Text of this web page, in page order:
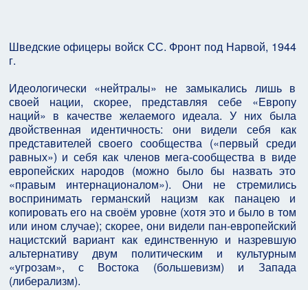
Шведские офицеры войск СС. Фронт под Нарвой, 1944
г.
Идеологически «нейтралы» не замыкались лишь в
своей нации, скорее, представляя себе «Европу
наций» в качестве желаемого идеала. У них была
двойственная идентичность: они видели себя как
представителей своего сообщества («первый среди
равных») и себя как членов мега-сообщества в виде
европейских народов (можно было бы назвать это
«правым интернационалом»). Они не стремились
воспринимать германский нацизм как панацею и
копировать его на своём уровне (хотя это и было в том
или ином случае); скорее, они видели пан-европейский
нацистский вариант как единственную и назревшую
альтернативу двум политическим и культурным
«угрозам», с Востока (большевизм) и Запада
(либерализм).